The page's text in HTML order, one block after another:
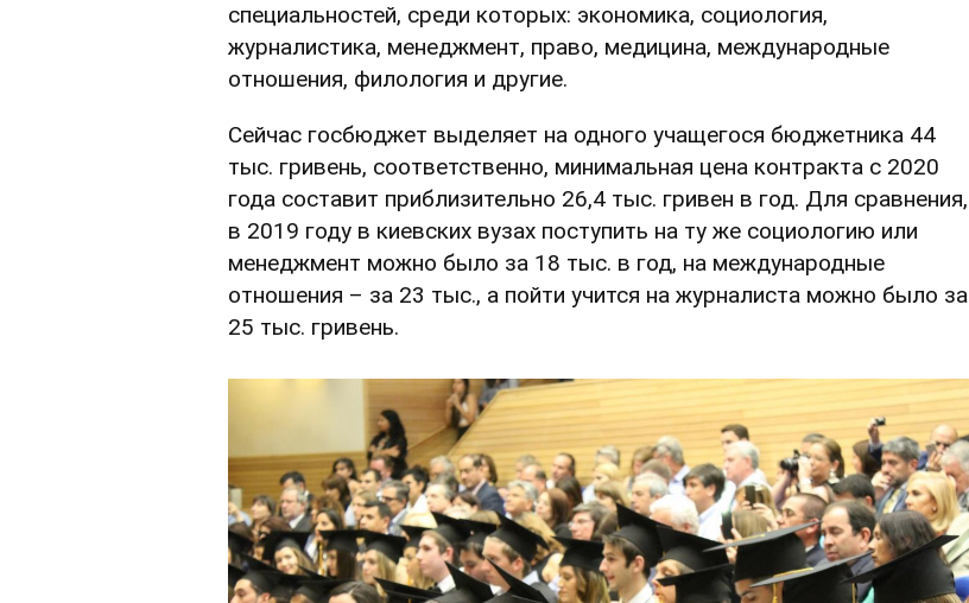
специальностей, среди которых: экономика, социология,
журналистика, менеджмент, право, медицина, международные
отношения, филология и другие.
Сейчас госбюджет выделяет на одного учащегося бюджетника 44
тыс. гривень, соответственно, минимальная цена контракта с 2020
года составит приблизительно 26,4 тыс. гривен в год. Для сравнения,
в 2019 году в киевских вузах поступить на ту же социологию или
менеджмент можно было за 18 тыс. в год, на международные
отношения – за 23 тыс., а пойти учится на журналиста можно было за
25 тыс. гривень.